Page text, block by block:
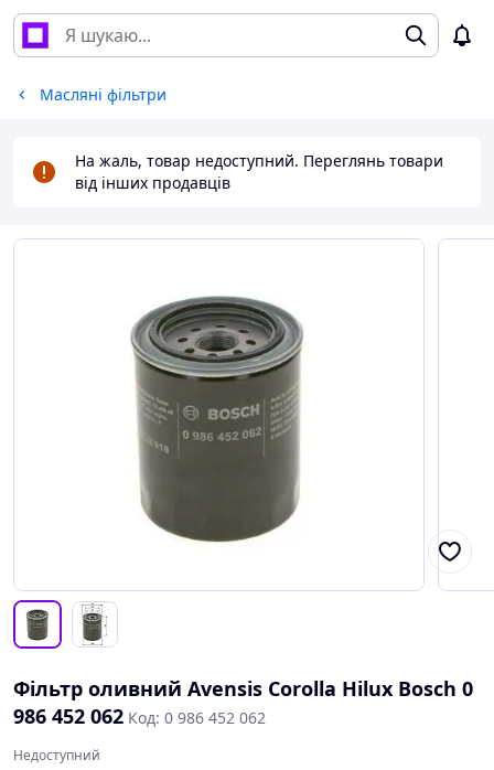
Масляні фільтри
На жаль, товар недоступний. Переглянь товари
від інших продавців
Фільтр оливний Avensis Corolla Hilux Bosch 0
986 452 062 Код: 0 986 452 062
Недоступний